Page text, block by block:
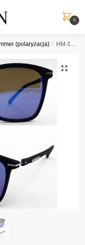
0
(polaryzacja) / HM-199C